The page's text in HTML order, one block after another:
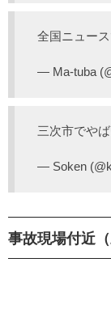
全国ニュー
— Ma-tuba
三次市でや
— Soken
事故現場付近